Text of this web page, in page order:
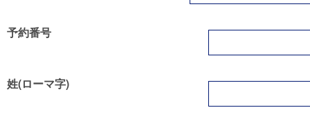
予約番号
姓(ローマ字)